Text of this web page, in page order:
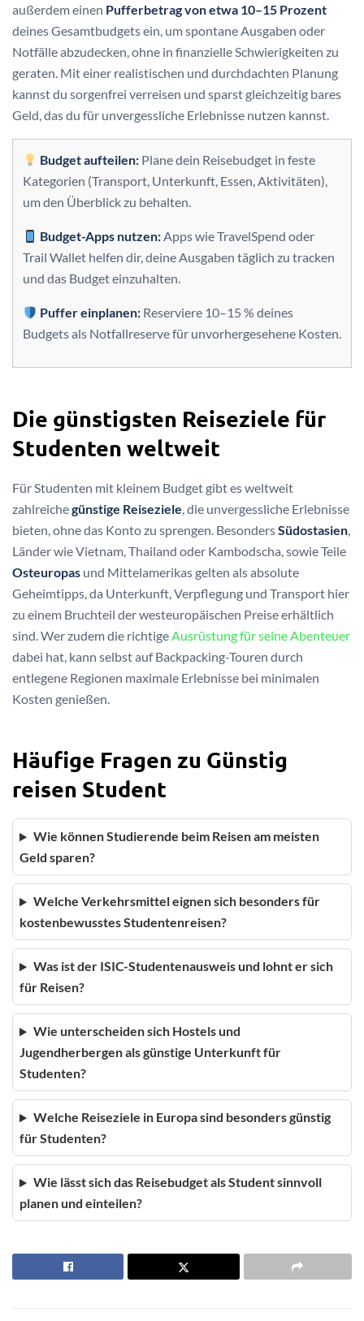
außerdem einen Pufferbetrag von etwa 10–15 Prozent
deines Gesamtbudgets ein, um spontane Ausgaben oder
Notfälle abzudecken, ohne in finanzielle Schwierigkeiten zu
geraten. Mit einer realistischen und durchdachten Planung
kannst du sorgenfrei verreisen und sparst gleichzeitig bares
Geld, das du für unvergessliche Erlebnisse nutzen kannst.
Budget aufteilen: Plane dein Reisebudget in feste
Kategorien (Transport, Unterkunft, Essen, Aktivitäten),
um den Überblick zu behalten.
Budget-Apps nutzen:Apps wie TravelSpend oder
Trail Wallet helfen dir, deine Ausgaben täglich zu tracken
und das Budget einzuhalten.
Puffer einplanen: Reserviere 10–15 % deines
Budgets als Notfallreserve für unvorhergesehene Kosten.
Die günstigsten Reiseziele für
Studenten weltweit
Für Studenten mit kleinem Budget gibt es weltweit
zahlreichegünstige Reiseziele , die unvergessliche Erlebnisse
bieten, ohne das Konto zu sprengen. BesondersSüdostasien
Länder wie Vietnam, Thailand oder Kambodscha, sowie Teile
Osteuropas und Mittelamerikas gelten als absolute
Geheimtipps, da Unterkunft, Verpflegung und Transport hier
zu einem Bruchteil der westeuropäischen Preise erhältlich
sind. Wer zudem die richtige Ausrüstung für seine Abenteuer
dabei hat, kann selbst auf Backpacking-Touren durch
entlegene Regionen maximale Erlebnisse bei minimalen
Kosten genießen.
Häufige Fragen zu Günstig
reisen Student
Wie können Studierende beim Reisen am meisten
Geld sparen?
Welche Verkehrsmittel eignen sich besonders für
kostenbewusstes Studentenreisen?
Was ist der ISIC-Studentenausweis und lohnt er sich
für Reisen?
Wie unterscheiden sich Hostels und
Jugendherbergen als günstige Unterkunft für
Studenten?
Welche Reiseziele in Europa sind besonders günstig
für Studenten?
Wie lässt sich das Reisebudget als Student sinnvoll
planen und einteilen?